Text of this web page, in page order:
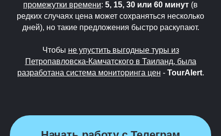
промежутки времени: 5, 15, 30 или 60 минут (в
редких случаях цена может сохраняться несколько
дней), но такие предложения быстро раскупают.
Чтобы не упустить выгодные туры из
Петропавловска-Камчатского в Таиланд, была
разработана система мониторинга цен - TourAlert.